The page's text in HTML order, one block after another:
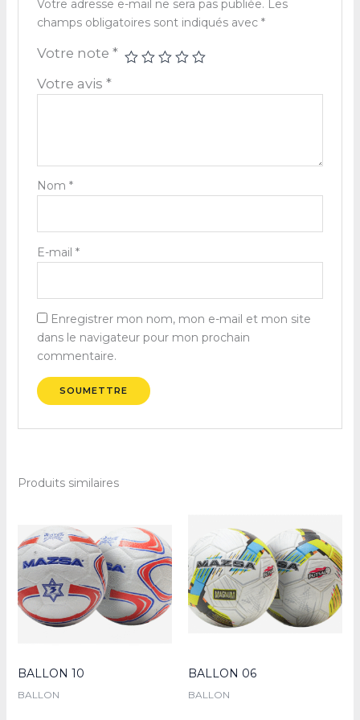
Votre adresse e-mail ne sera pas publiée. Les
champs obligatoires sont indiqués avec *
Votre note *
Votre avis *
Nom *
E-mail *
Enregistrer mon nom, mon e-mail et mon site
dans le navigateur pour mon prochain
commentaire.
Produits similaires
BALLON 10
BALLON
BALLON 06
BALLON